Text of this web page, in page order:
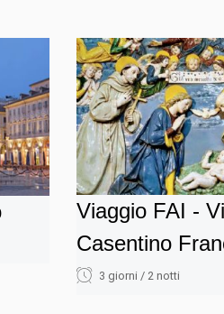
Viaggio FAI -
Casentino
3 giorni / 2 notti